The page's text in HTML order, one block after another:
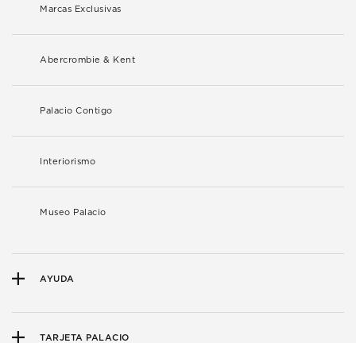
Marcas Exclusivas
Abercrombie & Kent
Palacio Contigo
Interiorismo
Museo Palacio
AYUDA
TARJETA PALACIO